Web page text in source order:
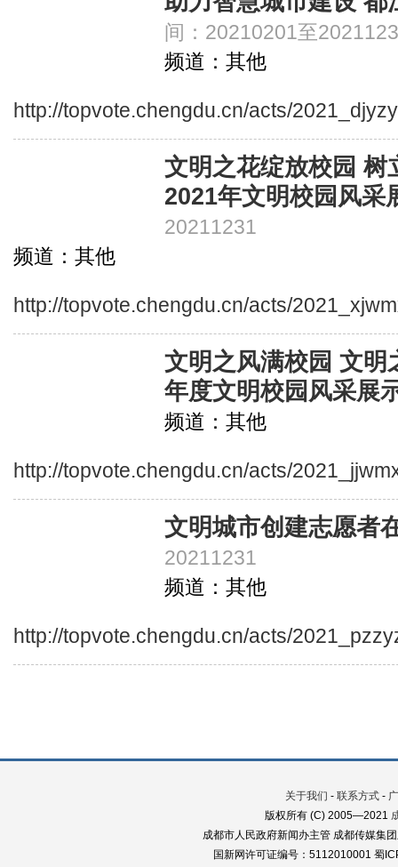
间：20210201至
频道：其他
http://topvote.chengdu.cn/acts/
文明之花绽放校园 树
2021年文明校园风采
20211231
频道：其他
http://topvote.chengdu.cn/acts/
文明之风满校园 文明
年度文明校园风采展
频道：其他
http://topvote.chengdu.cn/acts/
文明城市创建志愿者
20211231
频道：其他
http://topvote.chengdu.cn/acts/
关于我们 - 联系方式 -
版权所有 (C) 2005—2021
成都市人民政府新闻办主管 成都传媒集
国新网许可证编号：5112010001 蜀